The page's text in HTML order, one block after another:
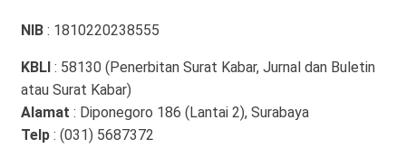
NIB : 1810220238555
KBLI : 58130 (Penerbitan Surat Kabar, Jurnal dan Buletin
atau Surat Kabar)
Alamat : Diponegoro 186 (Lantai 2), Surabaya
Telp: (031) 5687372